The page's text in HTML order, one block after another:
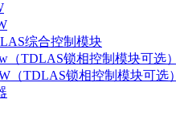
综合控制模块
（TDLAS锁相控制模块可选）
（TDLAS锁相控制模块可选）